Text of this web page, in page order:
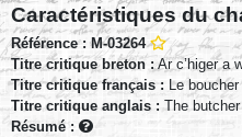
Caractéristiques du
Référence : M-03264
Titre critique breton : Ar c’higer a
Titre critique français : Le
Titre critique anglais : The
Résumé :